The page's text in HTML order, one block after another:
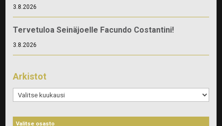
3.8.2026
Tervetuloa Seinäjoelle Facundo Costantini!
3.8.2026
Arkistot
Arkistot